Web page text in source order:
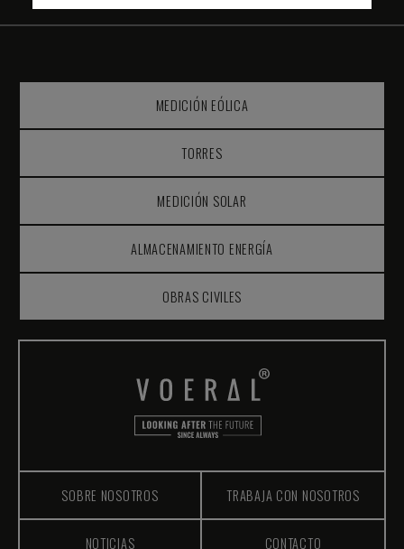
MEDICIÓN EÓLICA
TORRES
MEDICIÓN SOLAR
ALMACENAMIENTO ENERGÍA
OBRAS CIVILES
SOBRE NOSOTROS TRABAJA CON NOSOTROS
NOTICIAS CONTACTO